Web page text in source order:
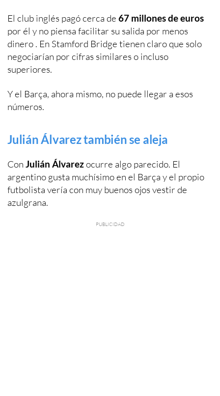
El club inglés pagó cerca de 67 millones de euros
por él y no piensa facilitar su salida por menos
dinero . En Stamford Bridge tienen claro que solo
negociarían por cifras similares o incluso
superiores.
Y el Barça, ahora mismo, no puede llegar a esos
números.
Julián Álvarez también se aleja
Con Julián Álvarezocurre algo parecido. El
argentino gusta muchísimo en el Barça y el propio
futbolista vería con muy buenos ojos vestir de
azulgrana.